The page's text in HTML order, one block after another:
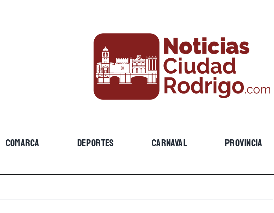
COMARCA DEPORTES CARNAVAL PROVINCIA